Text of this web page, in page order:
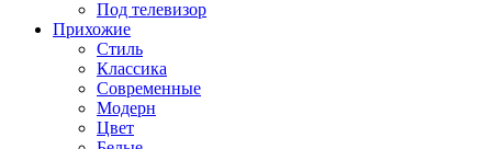
Под телевизор
Прихожие
Стиль
Классика
Современные
Модерн
Цвет